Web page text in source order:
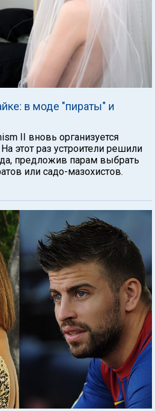
в моде "пираты" и
II вновь организуется
этот раз устроители решили
предложив парам выбрать
или садо-мазохистов.